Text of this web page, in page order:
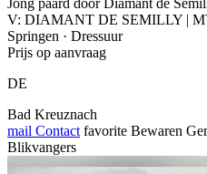
V: DIAMANT DE SEMILLY |
Springen · Dressuur
Prijs op aanvraag
DE
Bad Kreuznach
mail Contact favorite Bewaren
Blikvangers